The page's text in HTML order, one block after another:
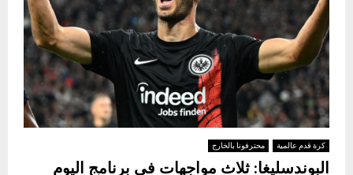
كرة قدم عالمية محترفونا بالخارج
البوندسليغا: ثلاث مواجهات في برنامج اليوم